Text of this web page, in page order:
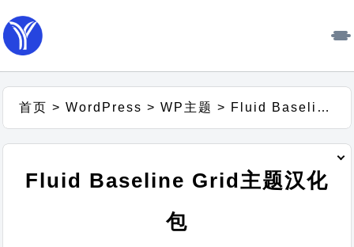
首页 >WordPress >WP主题 > Fluid Baseline Grid主题汉化包
Fluid Baseline Grid主题汉化
包